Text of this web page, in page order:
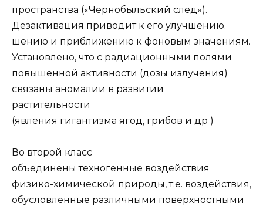
пространства («Чернобыльский след»).
Дезактивация приводит к его улучшению.
шению и приближению к фоновым значениям.
Установлено, что с радиационными полями
повышенной активности (дозы излучения)
связаны аномалии в развитии
растительности
(явления гигантизма ягод, грибов и др )
Во второй класс
объединены техногенные воздействия
физико-химической природы, т.е. воздействия,
обусловленные различными поверхностными